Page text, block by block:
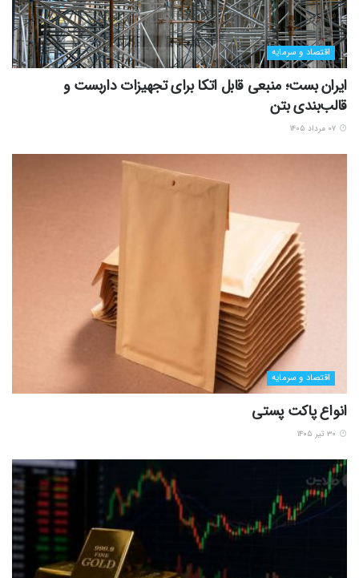
اقتصاد و سرمایه
ایران بست؛ منبعی قابل اتکا برای تجهیزات داربست و
قالب‌بندی بتن
اقتصاد و سرمایه
انواع پاکت پستی